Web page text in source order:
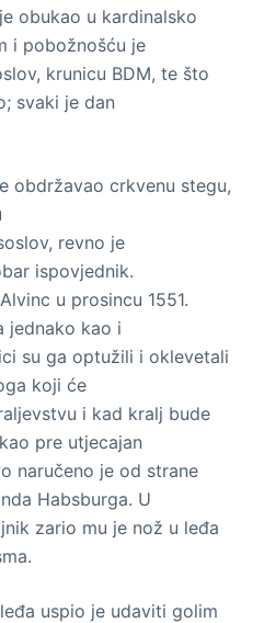
obukao u kardinalsko
i pobožnošću je
krunicu BDM, te što
svaki je dan
obdržavao crkvenu stegu,
revno je
ispovjednik.
u prosincu 1551.
jednako kao i
su ga optužili i oklevetali
koji će
i kad kralj bude
pre utjecajan
naručeno je od strane
Habsburga. U
zario mu je nož u leđa
uspio je udaviti golim